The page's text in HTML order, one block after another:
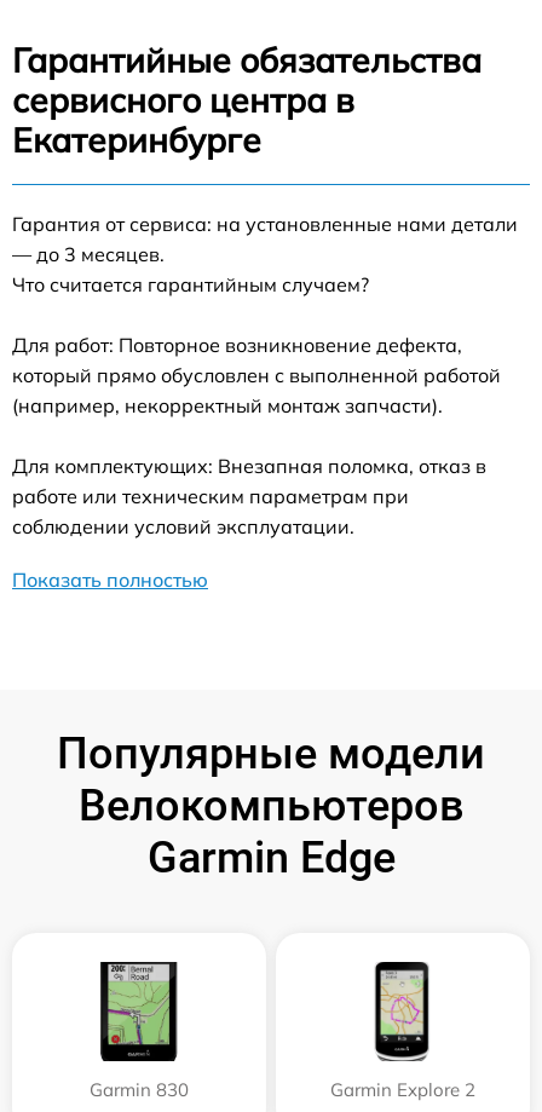
Гарантийные обязательства
сервисного центра в
Екатеринбурге
Гарантия от сервиса: на установленные нами детали
— до 3 месяцев.
Что считается гарантийным случаем?
Для работ: Повторное возникновение дефекта,
который прямо обусловлен с выполненной работой
(например, некорректный монтаж запчасти).
Для комплектующих: Внезапная поломка, отказ в
работе или техническим параметрам при
соблюдении условий эксплуатации.
Показать полностью
Популярные модели
Велокомпьютеров
Garmin Edge
Garmin 830 Garmin Explore 2